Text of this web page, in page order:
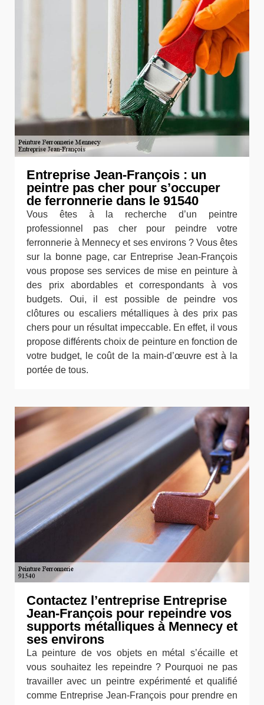
Entreprise Jean-François : un
peintre pas cher pour s’occuper
de ferronnerie dans le 91540
Vous êtes à la recherche d’un peintre
professionnel pas cher pour peindre votre
ferronnerie à Mennecy et ses environs ? Vous êtes
sur la bonne page, car Entreprise Jean-François
vous propose ses services de mise en peinture à
des prix abordables et correspondants à vos
budgets. Oui, il est possible de peindre vos
clôtures ou escaliers métalliques à des prix pas
chers pour un résultat impeccable. En effet, il vous
propose différents choix de peinture en fonction de
votre budget, le coût de la main-d’œuvre est à la
portée de tous.
Contactez l’entreprise Entreprise
Jean-François pour repeindre vos
supports métalliques à Mennecy et
ses environs
La peinture de vos objets en métal s’écaille et
vous souhaitez les repeindre ? Pourquoi ne pas
travailler avec un peintre expérimenté et qualifié
comme Entreprise Jean-François pour prendre en